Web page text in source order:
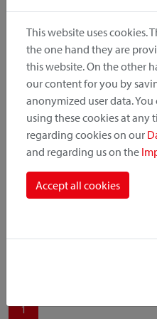
produit, le point de montage
Catégorie de produit
Position de montage
Système de fixation
1
This website uses cookies.
the one hand they are
this website. On the other
our content for you by
anonymized user data.
using these cookies at
regarding cookies on our
and regarding us on the
Accept all cookies